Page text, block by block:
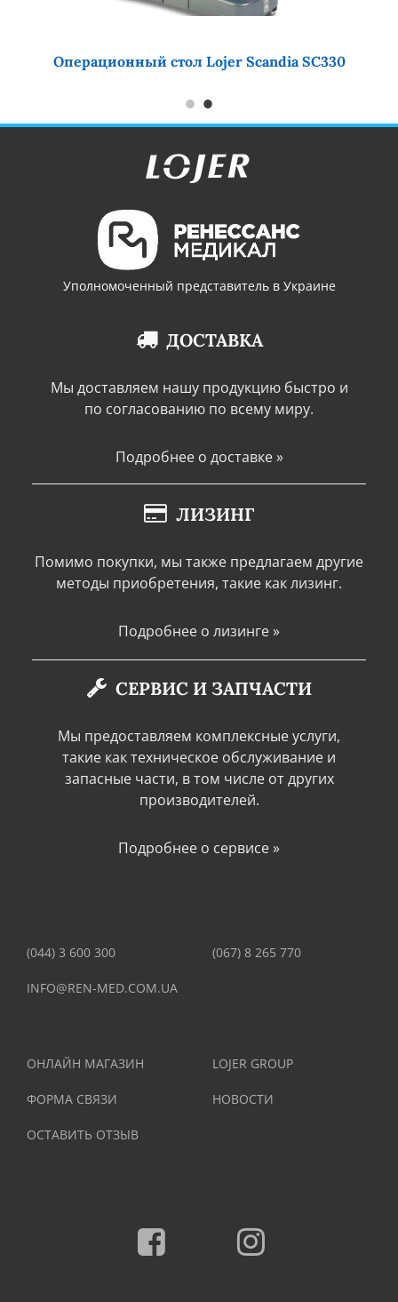
Операционный стол Lojer Scandia SC330
Уполномоченный представитель в Украине
ДОСТАВКА
Мы доставляем нашу продукцию быстро и
по согласованию по всему миру.
Подробнее о доставке »
ЛИЗИНГ
Помимо покупки, мы также предлагаем другие
методы приобретения, такие как лизинг.
Подробнее о лизинге »
СЕРВИС И ЗАПЧАСТИ
Мы предоставляем комплексные услуги,
такие как техническое обслуживание и
запасные части, в том числе от других
производителей.
Подробнее о сервисе »
(044) 3 600 300 (067) 8 265 770
INFO@REN-MED.COM.UA
ОНЛАЙН МАГАЗИН LOJER GROUP
ФОРМА СВЯЗИ НОВОСТИ
ОСТАВИТЬ ОТЗЫВ
Facebook Instagram